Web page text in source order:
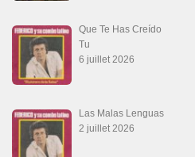
Que Te Has Creído
Tu
6 juillet 2026
Las Malas Lenguas
2 juillet 2026